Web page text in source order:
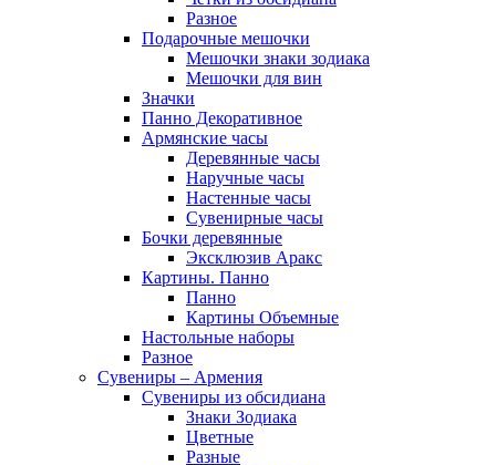
Разное
Подарочные мешочки
Мешочки знаки зодиака
Мешочки для вин
Значки
Панно Декоративное
Армянские часы
Деревянные часы
Наручные часы
Настенные часы
Сувенирные часы
Бочки деревянные
Эксклюзив Аракс
Картины. Панно
Панно
Картины Объемные
Настольные наборы
Разное
Сувениры – Армения
Сувениры из обсидиана
Знаки Зодиака
Цветные
Разные